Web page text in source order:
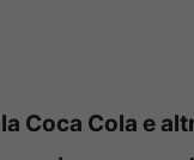
Coca Cola e